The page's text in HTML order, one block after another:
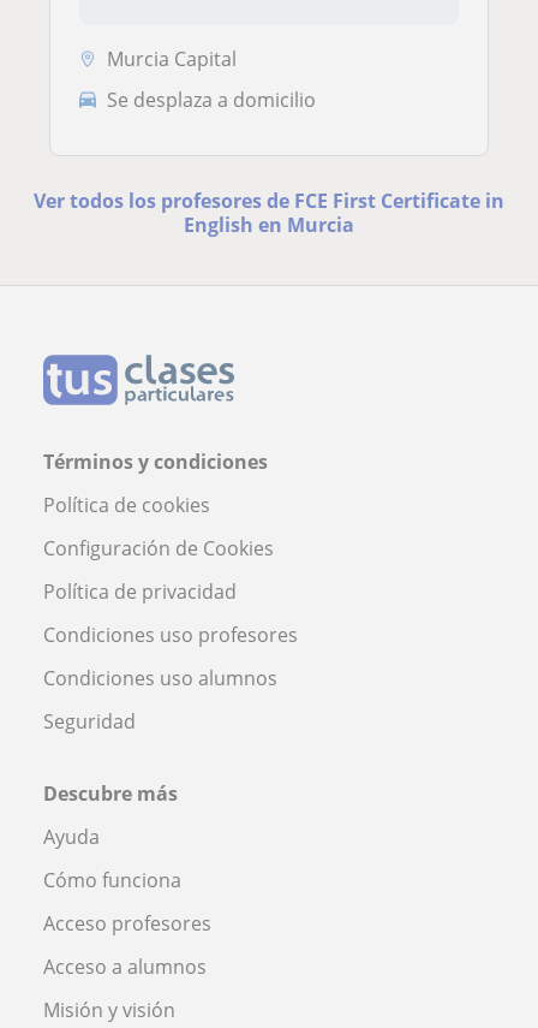
Murcia Capital
Se desplaza a domicilio
Ver todos los profesores de FCE First Certificate in
English en Murcia
Términos y condiciones
Política de cookies
Configuración de Cookies
Política de privacidad
Condiciones uso profesores
Condiciones uso alumnos
Seguridad
Descubre más
Ayuda
Cómo funciona
Acceso profesores
Acceso a alumnos
Misión y visión